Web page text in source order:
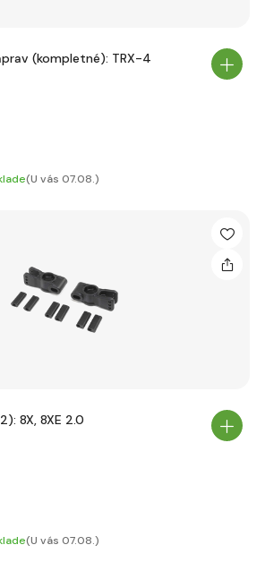
(kompletné): TRX-4
(U vás 07.08.)
8X, 8XE 2.0
(U vás 07.08.)